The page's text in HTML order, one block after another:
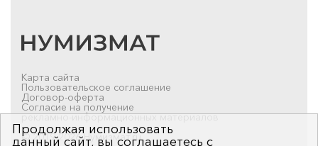
Карта сайта
Пользовательское соглашение
Договор-оферта
Согласие на получение
рекламно-информационных материалов
© 2019-2026 Нумизмат.ru
Продолжая использовать
данный сайт, вы соглашаетесь с